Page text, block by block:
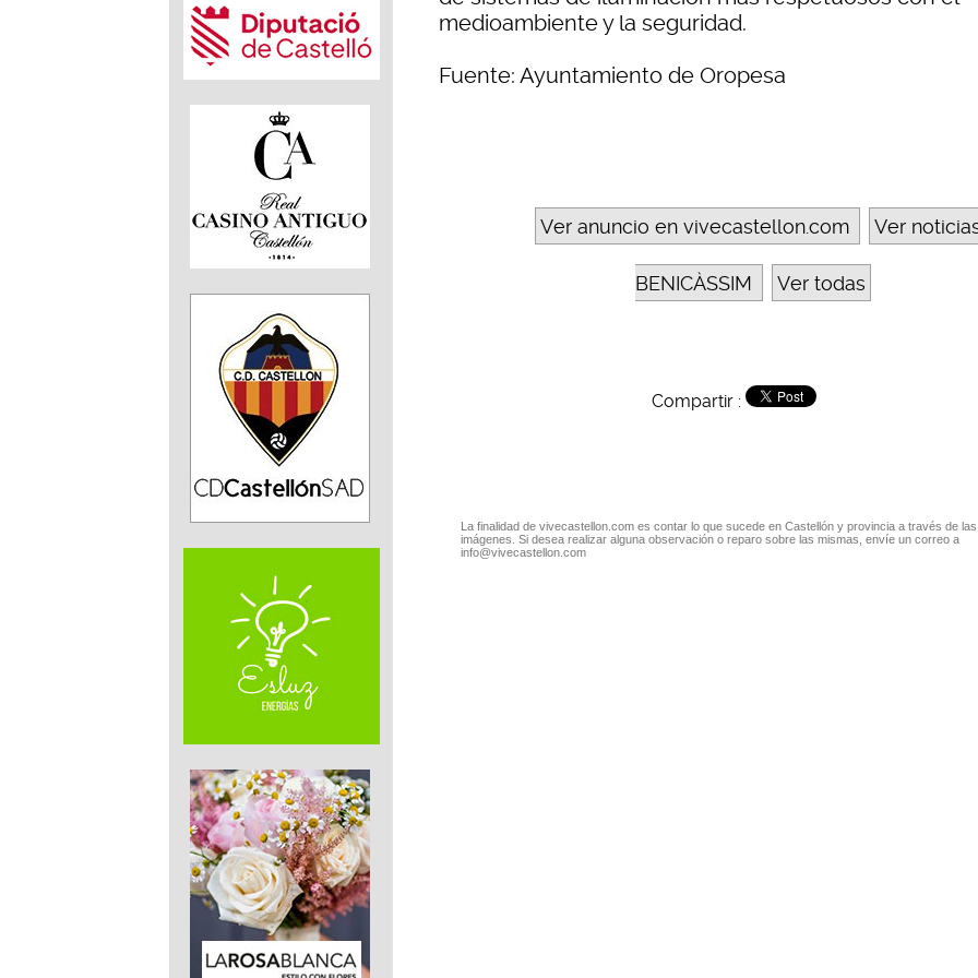
medioambiente y la seguridad.
Fuente: Ayuntamiento de Oropesa
Ver anuncio en vivecastellon.com Ver
BENICÀSSIM Ver todas
Compartir :
La finalidad de vivecastellon.com es contar lo que sucede en Castellón y provincia a través de las
imágenes. Si desea realizar alguna observación o reparo sobre las mismas, envíe un correo a
info@vivecastellon.com